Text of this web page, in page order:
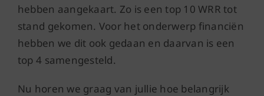
hebben aangekaart. Zo is een top 10 WRR tot
stand gekomen. Voor het onderwerp financiën
hebben we dit ook gedaan en daarvan is een
top 4 samengesteld.
Nu horen we graag van jullie hoe belangrijk